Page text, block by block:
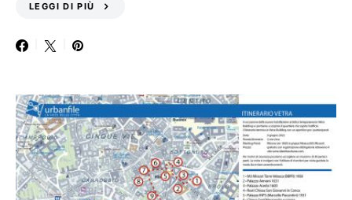
LEGGI DI PIÙ